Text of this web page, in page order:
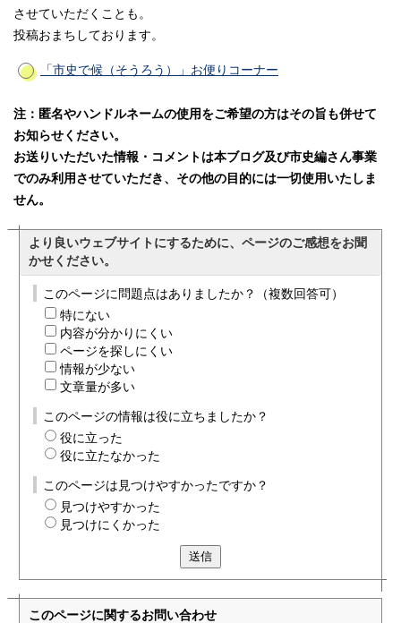
させていただくことも。
投稿おまちしております。
「市史で候（そうろう）」お便りコーナー
注：匿名やハンドルネームの使用をご希望の方はその旨も併せて
お知らせください。
お送りいただいた情報・コメントは本ブログ及び市史編さん事業
でのみ利用させていただき、その他の目的には一切使用いたしま
せん。
より良いウェブサイトにするために、ページのご感想をお聞
かせください。
このページに問題点はありましたか？（複数回答可）
特にない
内容が分かりにくい
ページを探しにくい
情報が少ない
文章量が多い
このページの情報は役に立ちましたか？
役に立った
役に立たなかった
このページは見つけやすかったですか？
見つけやすかった
見つけにくかった
送信
このページに関するお問い合わせ